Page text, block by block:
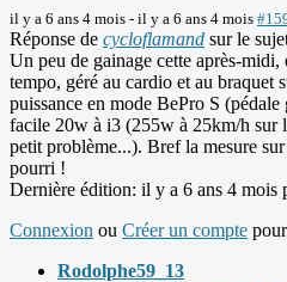
il y a 6 ans 4 mois - il y a 6 ans 4 mois
Réponse de cycloflamand sur le
Un peu de gainage cette après-
tempo, géré au cardio et au braquet
puissance en mode BePro S
facile 20w à i3 (255w à 25km/h sur
petit problème...). Bref la mesure
pourri !
Dernière édition: il y a 6 ans 4 mois
Connexion ou Créer un compte
Rodolphe59_13